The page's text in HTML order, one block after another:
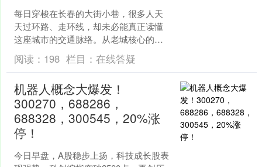
每日穿梭在长春的大街小巷，很多人天
天过环路、走环线，却未必能真正读懂
这座城市的交通脉络。从老城核心的一
环，到贯通都市圈的七环，层层环绕、
环环相扣的城市路网，记录....
阅读： 198 栏目： 在线答疑
机器人概念大爆发！
300270，688286，
688328，300545，20%涨
停！
今日早盘，A股稳步上扬，科技成长股表